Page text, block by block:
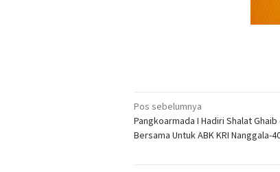
Navigasi
pos
Pos sebelumnya
Pangkoarmada I Hadiri Shalat Ghaib
Bersama Untuk ABK KRI Nanggala-